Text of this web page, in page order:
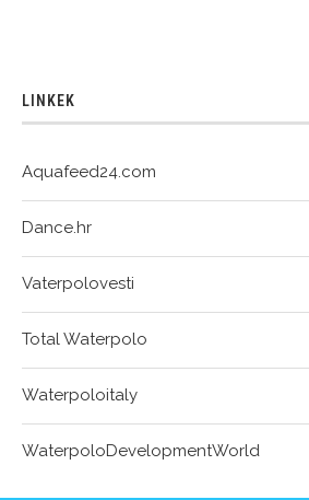
LINKEK
Aquafeed24.com
Dance.hr
Vaterpolovesti
Total Waterpolo
Waterpoloitaly
WaterpoloDevelopmentWorld